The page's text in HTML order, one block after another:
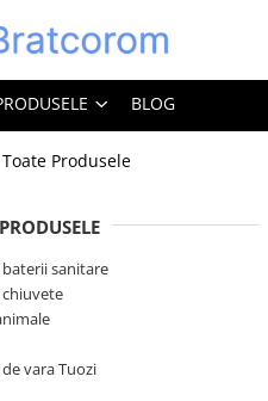
animale
BLOG
Toate Produsele
baterii sanitare
chiuvete
vara Tuozi